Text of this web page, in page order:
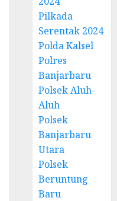
Pilkada
Serentak 2024
Polda Kalsel
Polres
Banjarbaru
Polsek Aluh-
Aluh
Polsek
Banjarbaru
Utara
Polsek
Beruntung
Baru